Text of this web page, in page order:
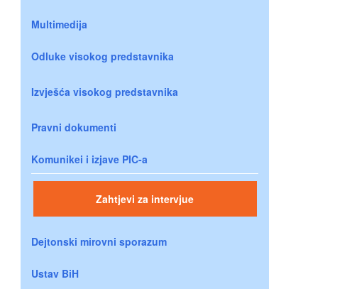
Multimedija
Odluke visokog predstavnika
Izvješća visokog predstavnika
Pravni dokumenti
Komunikei i izjave PIC-a
Zahtjevi za intervjue
Dejtonski mirovni sporazum
Ustav BiH